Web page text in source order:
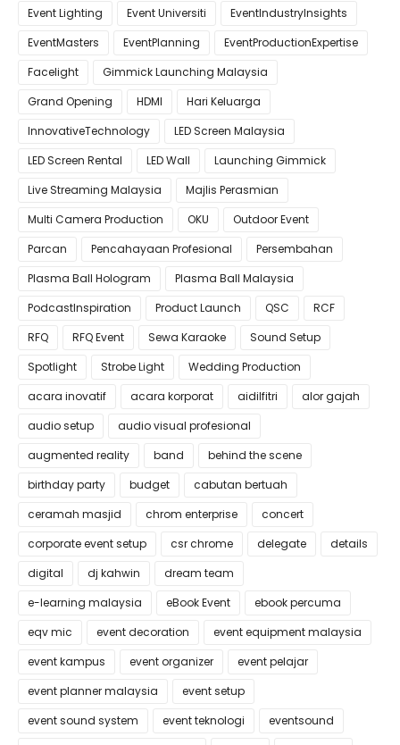
Event Lighting
Event Universiti
EventIndustryInsights
EventMasters
EventPlanning
EventProductionExpertise
Facelight
Gimmick Launching Malaysia
Grand Opening
HDMI
Hari Keluarga
InnovativeTechnology
LED Screen Malaysia
LED Screen Rental
LED Wall
Launching Gimmick
Live Streaming Malaysia
Majlis Perasmian
Multi Camera Production
OKU
Outdoor Event
Parcan
Pencahayaan Profesional
Persembahan
Plasma Ball Hologram
Plasma Ball Malaysia
PodcastInspiration
Product Launch QSC
RCF
RFQ
RFQ Event Sewa Karaoke
Sound Setup
Spotlight
Strobe Light
Wedding Production
acara inovatif
acara korporat aidilfitri
alor gajah
audio setup
audio visual profesional
augmented reality
band
behind the scene
birthday party
budget
cabutan bertuah
ceramah masjid
chrom enterprise
concert
corporate event setup
csr chrome delegate
details
digital
dj kahwin
dream team
e-learning malaysia
eBook Event
ebook percuma
eqv mic
event decoration
event equipment malaysia
event kampus
event organizer
event pelajar
event planner malaysia
event setup
event sound system
event teknologi
eventsound